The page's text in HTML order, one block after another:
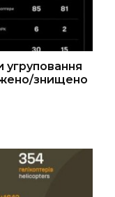
угруповання
знищено